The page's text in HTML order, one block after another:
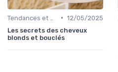
• 12/05/2025
Les secrets des cheveux
blonds et bouclés